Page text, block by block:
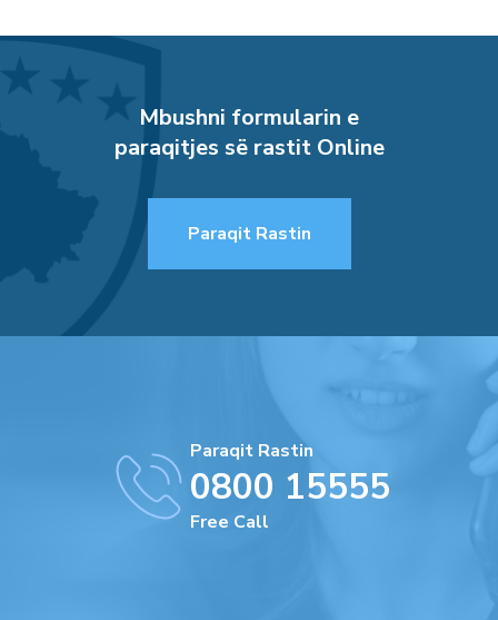
Mbushni formularin e
paraqitjes së rastit Online
Paraqit Rastin
Paraqit Rastin
0800 15555
Free Call